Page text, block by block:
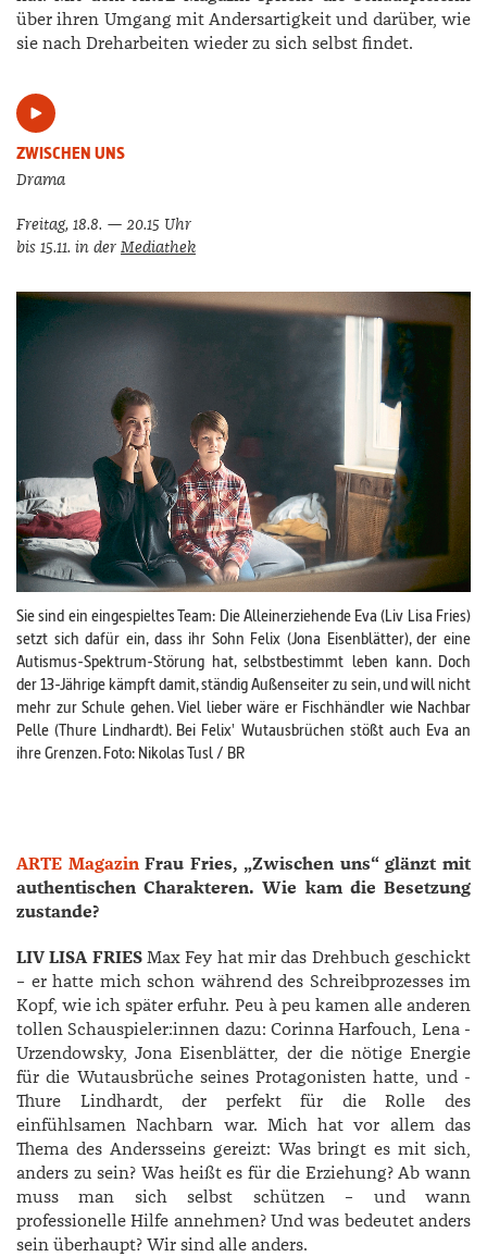
über ihren Umgang mit Andersartigkeit und darüber, wie
sie nach Dreharbeiten wieder zu sich selbst findet.
ZWISCHEN UNS
Drama
Freitag, 18.8. — 20.15 Uhr
bis 15.11. in der Mediathek
Sie sind ein eingespieltes Team: Die Alleinerziehende Eva (Liv Lisa Fries)
setzt sich dafür ein, dass ihr Sohn Felix (Jona Eisenblätter), der eine
Autismus-Spektrum-Störung hat, selbstbestimmt leben kann. Doch
der 13-Jährige kämpft damit, ständig Außenseiter zu sein, und will nicht
mehr zur Schule gehen. Viel lieber wäre er Fischhändler wie Nachbar
Pelle (Thure Lindhardt). Bei Felix' Wutausbrüchen stößt auch Eva an
ihre Grenzen. Foto: Nikolas Tusl / BR
ARTE Magazin Frau Fries, „Zwischen uns“ glänzt mit
authentischen Charakteren. Wie kam die Besetzung
zustande?
LIV LISA FRIES Max Fey hat mir das Drehbuch geschickt
– er hatte mich schon während des Schreibprozesses im
Kopf, wie ich später erfuhr. Peu à peu kamen alle anderen
tollen Schauspieler:innen dazu: ­Corinna ­Harfouch, ­Lena ­
Urzendowsky, ­Jona ­Eisenblätter, der die nötige Energie
für die Wutausbrüche seines Protagonisten hatte, und ­
Thure ­Lindhardt, der perfekt für die Rolle des
einfühlsamen Nachbarn war. Mich hat vor allem das
Thema des Andersseins gereizt: Was bringt es mit sich,
anders zu sein? Was heißt es für die Erziehung? Ab wann
muss man sich selbst schützen – und wann
professionelle Hilfe annehmen? Und was bedeutet anders
sein überhaupt? Wir sind alle anders.